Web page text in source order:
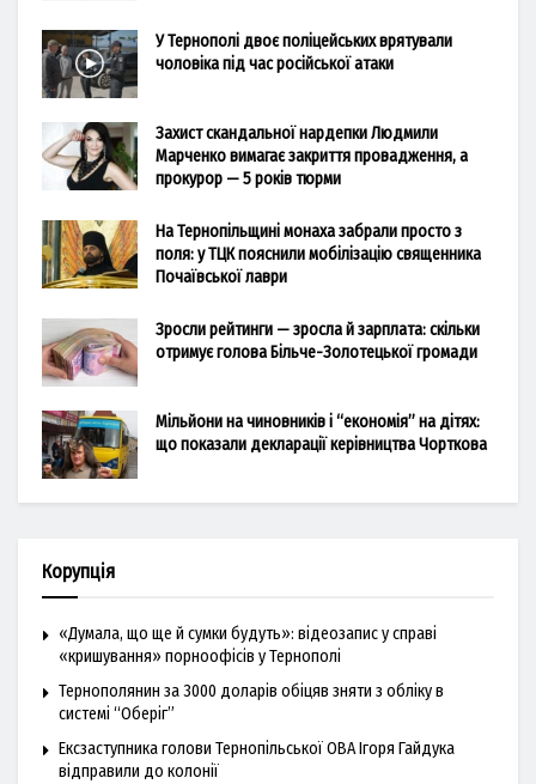
У Тернополі двоє поліцейських врятували
чоловіка під час російської атаки
Захист скандальної нардепки Людмили
Марченко вимагає закриття провадження, а
прокурор — 5 років тюрми
На Тернопільщині монаха забрали просто з
поля: у ТЦК пояснили мобілізацію священника
Почаївської лаври
Зросли рейтинги — зросла й зарплата: скільки
отримує голова Більче-Золотецької громади
Мільйони на чиновників і “економія” на дітях:
що показали декларації керівництва Чорткова
Корупція
«Думала, що ще й сумки будуть»: відеозапис у справі
«кришування» порноофісів у Тернополі
Тернополянин за 3000 доларів обіцяв зняти з обліку в
системі “Оберіг”
Ексзаступника голови Тернопільської ОВА Ігоря Гайдука
відправили до колонії